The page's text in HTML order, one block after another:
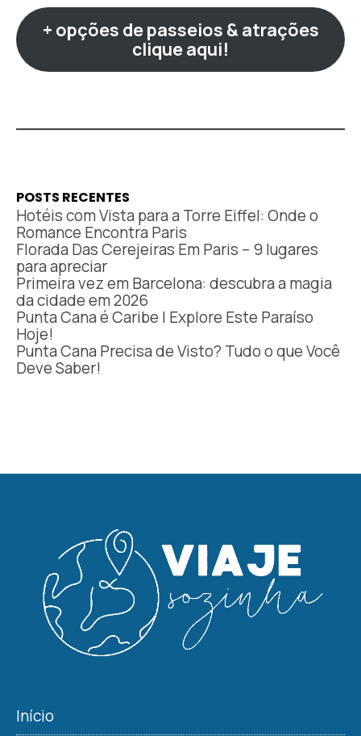
+ opções de passeios & atrações
clique aqui!
POSTS RECENTES
Hotéis com Vista para a Torre Eiffel: Onde o
Romance Encontra Paris
Florada Das Cerejeiras Em Paris – 9 lugares
para apreciar
Primeira vez em Barcelona: descubra a magia
da cidade em 2026
Punta Cana é Caribe | Explore Este Paraíso
Hoje!
Punta Cana Precisa de Visto? Tudo o que Você
Deve Saber!
Início